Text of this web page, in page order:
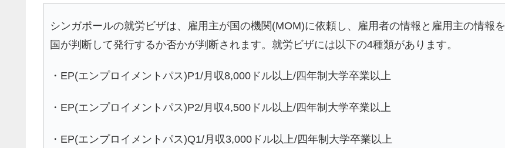
シンガポールの就労ビザは、雇用主が国の機関(MOM)に依頼し、雇用者の情報と雇用主の情報を
国が判断して発行するか否かが判断されます。就労ビザには以下の4種類があります。
・EP(エンプロイメントパス)P1/月収8,000ドル以上/四年制大学卒業以上
・EP(エンプロイメントパス)P2/月収4,500ドル以上/四年制大学卒業以上
・EP(エンプロイメントパス)Q1/月収3,000ドル以上/四年制大学卒業以上